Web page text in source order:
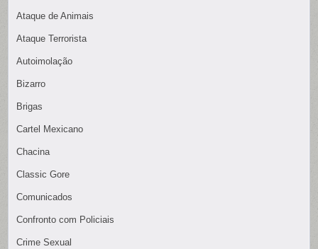
Ataque de Animais
Ataque Terrorista
Autoimolação
Bizarro
Brigas
Cartel Mexicano
Chacina
Classic Gore
Comunicados
Confronto com Policiais
Crime Sexual